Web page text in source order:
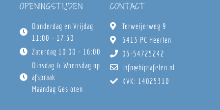
OPENINGSTIJDEN
Donderdag en Vrijdag
11:00 - 17:30
Zaterdag 10:00 - 16:00
Dinsdag & Woensdag op
afspraak
Maandag Gesloten
CONTACT
Terweijerweg 9
6413 PC Heerlen
06-54725242
info@hiptafelen.nl
KVK: 14025310